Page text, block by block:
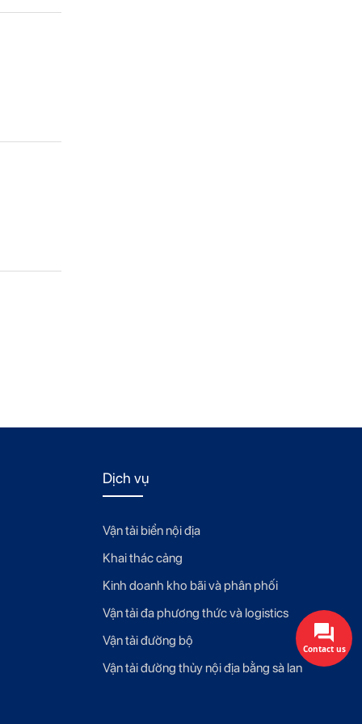
Dịch vụ
Vận tải biển nội địa
Khai thác cảng
Kinh doanh kho bãi và phân phối
Vận tải đa phương thức và logistics
Vận tải đường bộ
Vận tải đường thủy nội địa bằng sà lan
Contact us